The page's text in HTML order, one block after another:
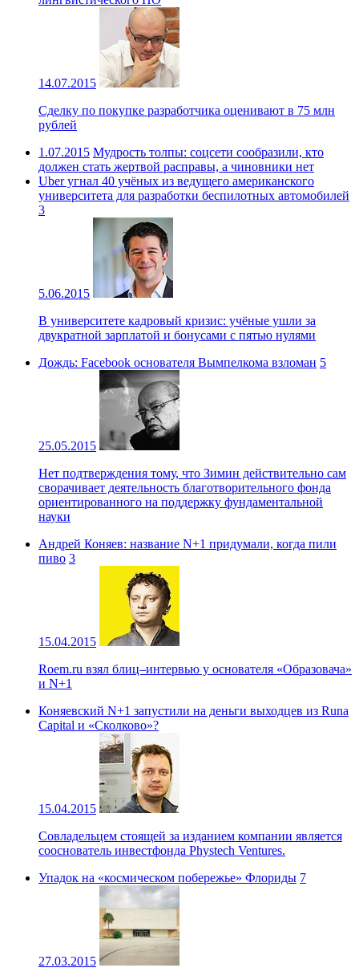
14.07.2015
Сделку по покупке разработчика оценивают в 75 млн
рублей
1.07.2015 Мудрость толпы: соцсети сообразили, кто
должен стать жертвой расправы, а чиновники нет
Uber угнал 40 учёных из ведущего американского
университета для разработки беспилотных автомобилей
3
5.06.2015
В университете кадровый кризис: учёные ушли за
двукратной зарплатой и бонусами с пятью нулями
Дождь: Facebook основателя Вымпелкома взломан 5
25.05.2015
Нет подтверждения тому, что Зимин действительно сам
сворачивает деятельность благотворительного фонда
ориентированного на поддержку фундаментальной
науки
Андрей Коняев: название N+1 придумали, когда пили
пиво 3
15.04.2015
Roem.ru взял блиц–интервью у основателя «Образовача»
и N+1
Коняевский N+1 запустили на деньги выходцев из Runa
Capital и «Сколково»?
15.04.2015
Совладельцем стоящей за изданием компании является
сооснователь инвестфонда Phystech Ventures.
Упадок на «космическом побережье» Флориды 7
27.03.2015